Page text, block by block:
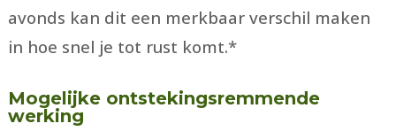
avonds kan dit een merkbaar verschil maken
in hoe snel je tot rust komt.*
Mogelijke ontstekingsremmende
werking